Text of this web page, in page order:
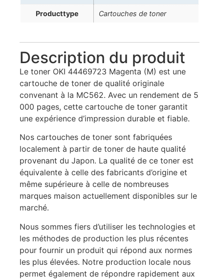
Producttype Cartouches de toner
Description du produit
Le toner OKI 44469723 Magenta (M) est une
cartouche de toner de qualité originale
convenant à la MC562. Avec un rendement de 5
000 pages, cette cartouche de toner garantit
une expérience d’impression durable et fiable.
Nos cartouches de toner sont fabriquées
localement à partir de toner de haute qualité
provenant du Japon. La qualité de ce toner est
équivalente à celle des fabricants d’origine et
même supérieure à celle de nombreuses
marques maison actuellement disponibles sur le
marché.
Nous sommes fiers d’utiliser les technologies et
les méthodes de production les plus récentes
pour fournir un produit qui répond aux normes
les plus élevées. Notre production locale nous
permet également de répondre rapidement aux